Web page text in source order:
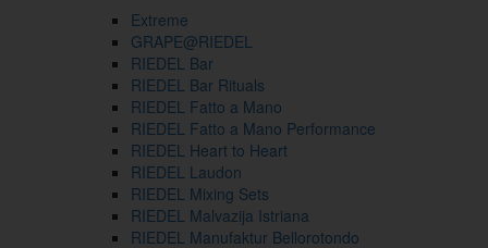
Extreme
GRAPE@RIEDEL
RIEDEL Bar
RIEDEL Bar Rituals
RIEDEL Fatto a Mano
RIEDEL Fatto a Mano Performance
RIEDEL Heart to Heart
RIEDEL Laudon
RIEDEL Mixing Sets
RIEDEL Malvazija Istriana
RIEDEL Manufaktur Bellorotondo